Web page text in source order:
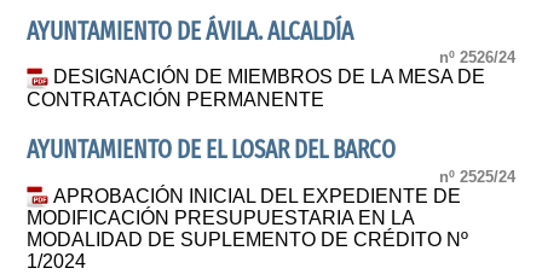
AYUNTAMIENTO DE ÁVILA. ALCALDÍA
nº 2526/24
DESIGNACIÓN DE MIEMBROS DE LA MESA DE
CONTRATACIÓN PERMANENTE
AYUNTAMIENTO DE EL LOSAR DEL BARCO
nº 2525/24
APROBACIÓN INICIAL DEL EXPEDIENTE DE
MODIFICACIÓN PRESUPUESTARIA EN LA
MODALIDAD DE SUPLEMENTO DE CRÉDITO Nº
1/2024